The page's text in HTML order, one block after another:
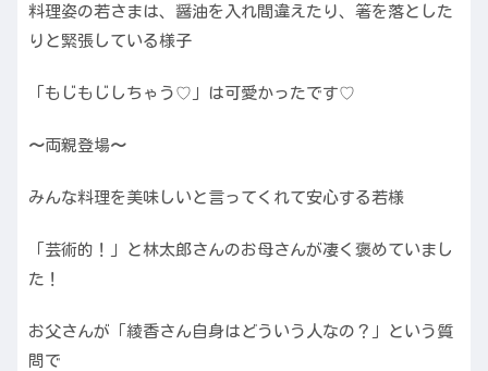
料理姿の若さまは、醤油を入れ間違えたり、箸を落とした
りと緊張している様子
「もじもじしちゃう♡」は可愛かったです♡
〜両親登場〜
みんな料理を美味しいと言ってくれて安心する若様
「芸術的！」と林太郎さんのお母さんが凄く褒めていまし
た！
お父さんが「綾香さん自身はどういう人なの？」という質
問で